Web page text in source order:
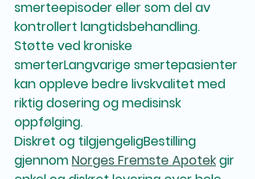
smerteepisoder eller som del av
kontrollert langtidsbehandling.
Støtte ved kroniske
smerterLangvarige smertepasienter
kan oppleve bedre livskvalitet med
riktig dosering og medisinsk
oppfølging.
Diskret og tilgjengeligBestilling
gjennom Norges Fremste Apotek gir